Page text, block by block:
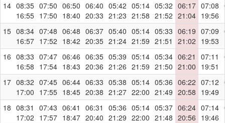
14 08:35
16:55
07:50
17:50
06:50
18:40
06:40
20:33
05:42
21:23
05:14
21:58
05:32
21:52
06:17
21:04
07:08
19:56
15 08:34
16:57
07:48
17:52
06:48
18:42
06:37
20:35
05:40
21:24
05:14
21:59
05:33
21:51
06:19
21:02
07:09
19:53
16 08:33
16:58
07:47
17:54
06:46
18:43
06:35
20:36
05:39
21:26
05:14
21:59
05:34
21:50
06:21
21:00
07:11
19:51
17 08:32
17:00
07:45
17:55
06:44
18:45
06:33
20:38
05:38
21:27
05:14
22:00
05:36
21:49
06:22
20:58
07:12
19:49
18 08:31
17:02
07:43
17:57
06:41
18:47
06:31
20:40
05:36
21:29
05:14
22:00
05:37
21:48
06:24
20:56
07:14
19:46